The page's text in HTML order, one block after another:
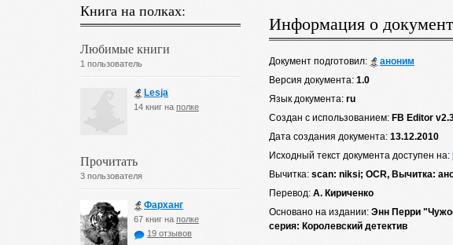
Книга на полках:
Любимые книги
1 пользователь
Lesja
14 книг на полке
Прочитать
3 пользователя
Фарханг
67 книг на полке
19 отзывов
Информация о
Документ подготовил:
аноним
Версия документа: 1.0
Язык документа: ru
Создан с использованием: FB Editor
Дата создания документа: 13.12.2010
Исходный текст документа доступен на:
Вычитка: scan: niksi; OCR, Вычитка:
Перевод: А. Кириченко
Основано на издании: Энн Перри
серия: Королевский детектив